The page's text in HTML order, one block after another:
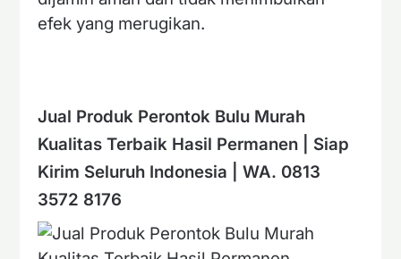
efek yang merugikan.
Jual Produk Perontok Bulu Murah
Kualitas Terbaik Hasil Permanen | Siap
Kirim Seluruh Indonesia | WA. 0813
3572 8176